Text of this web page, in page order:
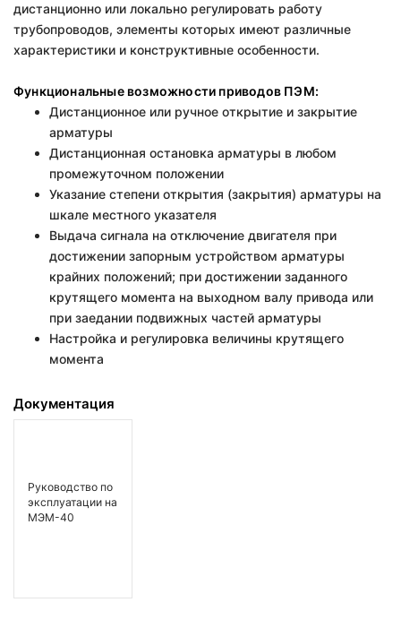
дистанционно или локально регулировать работу
трубопроводов, элементы которых имеют различные
характеристики и конструктивные особенности.
Функциональные возможности приводов ПЭМ:
Дистанционное или ручное открытие и закрытие
арматуры
Дистанционная остановка арматуры в любом
промежуточном положении
Указание степени открытия (закрытия) арматуры на
шкале местного указателя
Выдача сигнала на отключение двигателя при
достижении запорным устройством арматуры
крайних положений; при достижении заданного
крутящего момента на выходном валу привода или
при заедании подвижных частей арматуры
Настройка и регулировка величины крутящего
момента
Документация
Руководство по
эксплуатации на
МЭМ-40